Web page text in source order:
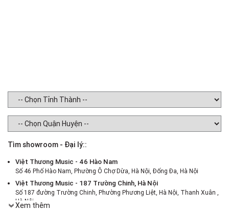
Tìm showroom - Đại lý::
Việt Thương Music - 46 Hào Nam
Số 46 Phố Hào Nam, Phường Ô Chợ Dừa, Hà Nội, Đống Đa, Hà Nội
Việt Thương Music - 187 Trường Chinh, Hà Nội
Số 187 đường Trường Chinh, Phường Phương Liệt, Hà Nội, Thanh Xuân ,
Hà Nội
Xem thêm